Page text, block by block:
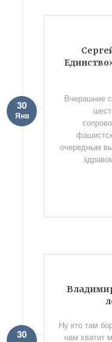
30
Янв
Вчерашние
очередным
30
Ну кто там
нам хватит